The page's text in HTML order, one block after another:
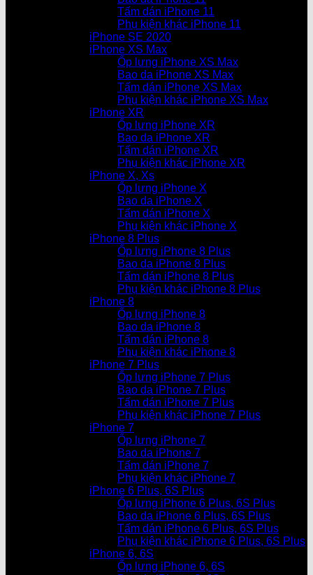
Tấm dán iPhone 11
Phụ kiện khác iPhone 11
iPhone SE 2020
iPhone XS Max
Ốp lưng iPhone XS Max
Bao da iPhone XS Max
Tấm dán iPhone XS Max
Phụ kiện khác iPhone XS Max
iPhone XR
Ốp lưng iPhone XR
Bao da iPhone XR
Tấm dán iPhone XR
Phụ kiện khác iPhone XR
iPhone X, Xs
Ốp lưng iPhone X
Bao da iPhone X
Tấm dán iPhone X
Phụ kiện khác iPhone X
iPhone 8 Plus
Ốp lưng iPhone 8 Plus
Bao da iPhone 8 Plus
Tấm dán iPhone 8 Plus
Phụ kiện khác iPhone 8 Plus
iPhone 8
Ốp lưng iPhone 8
Bao da iPhone 8
Tấm dán iPhone 8
Phụ kiện khác iPhone 8
iPhone 7 Plus
Ốp lưng iPhone 7 Plus
Bao da iPhone 7 Plus
Tấm dán iPhone 7 Plus
Phụ kiện khác iPhone 7 Plus
iPhone 7
Ốp lưng iPhone 7
Bao da iPhone 7
Tấm dán iPhone 7
Phụ kiện khác iPhone 7
iPhone 6 Plus, 6S Plus
Ốp lưng iPhone 6 Plus, 6S Plus
Bao da iPhone 6 Plus, 6S Plus
Tấm dán iPhone 6 Plus, 6S Plus
Phụ kiện khác iPhone 6 Plus, 6S Plus
iPhone 6, 6S
Ốp lưng iPhone 6, 6S